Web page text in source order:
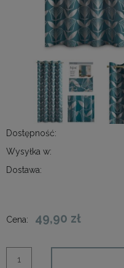
Dostępność:
Wysyłka w:
Dostawa:
Cena: 49,90 zł